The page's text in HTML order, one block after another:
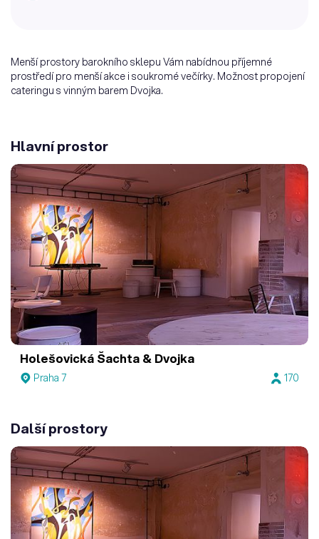
Menší prostory barokního sklepu Vám nabídnou příjemné
prostředí pro menší akce i soukromé večírky. Možnost propojení
cateringu s vinným barem Dvojka.
Hlavní prostor
Holešovická Šachta & Dvojka
Praha 7 170
Další prostory